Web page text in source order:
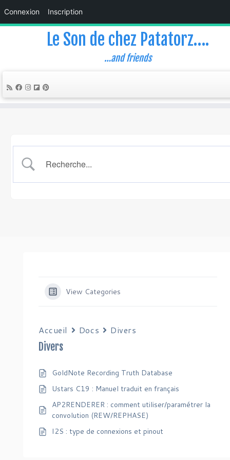
Connexion Inscription
Le Son de chez Patatorz….
…and friends
View Categories
Accueil Docs Divers
Divers
GoldNote Recording Truth Database
Ustars C19 : Manuel traduit en français
AP2RENDERER : comment utiliser/paramétrer la
convolution (REW/REPHASE)
I2S : type de connexions et pinout